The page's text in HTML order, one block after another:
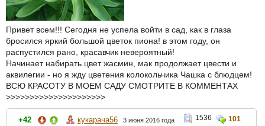
Привет всем!!! Сегодня не успела войти в сад, как в глаза
бросился яркий большой цветок пиона! в этом году, он
распустился рано, красавчик невероятный!
Начинает набирать цвет жасмин, мак продолжает цвести и
аквилегии - но я жду цветения колокольчика Чашка с блюдцем!
ВСЮ КРАСОТУ В МОЕМ САДУ СМОТРИТЕ В КОММЕНТАХ
>>>>>>>>>>>>>>>>>>>>>
+42 кукарача56 3 июня 2016 года 1536 101